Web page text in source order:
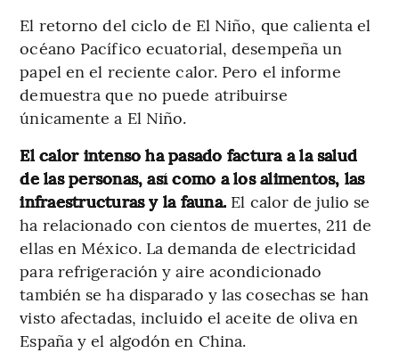
El retorno del ciclo de El Niño, que calienta el
océano Pacífico ecuatorial, desempeña un
papel en el reciente calor. Pero el informe
demuestra que no puede atribuirse
únicamente a El Niño.
El calor intenso ha pasado factura a la salud
de las personas, así como a los alimentos, las
infraestructuras y la fauna. El calor de julio se
ha relacionado con cientos de muertes, 211 de
ellas en México. La demanda de electricidad
para refrigeración y aire acondicionado
también se ha disparado y las cosechas se han
visto afectadas, incluido el aceite de oliva en
España y el algodón en China.